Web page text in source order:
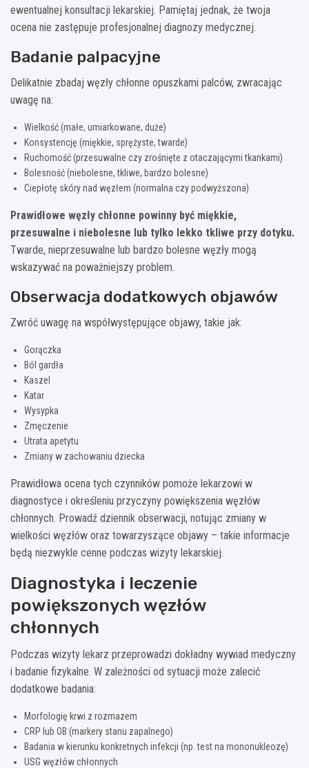
ewentualnej konsultacji lekarskiej. Pamiętaj jednak, że twoja
ocena nie zastępuje profesjonalnej diagnozy medycznej.
Badanie palpacyjne
Delikatnie zbadaj węzły chłonne opuszkami palców, zwracając
uwagę na:
Wielkość (małe, umiarkowane, duże)
Konsystencję (miękkie, sprężyste, twarde)
Ruchomość (przesuwalne czy zrośnięte z otaczającymi tkankami)
Bolesność (niebolesne, tkliwe, bardzo bolesne)
Ciepłotę skóry nad węzłem (normalna czy podwyższona)
Prawidłowe węzły chłonne powinny być miękkie,
przesuwalne i niebolesne lub tylko lekko tkliwe przy dotyku.
Twarde, nieprzesuwalne lub bardzo bolesne węzły mogą
wskazywać na poważniejszy problem.
Obserwacja dodatkowych objawów
Zwróć uwagę na współwystępujące objawy, takie jak:
Gorączka
Ból gardła
Kaszel
Katar
Wysypka
Zmęczenie
Utrata apetytu
Zmiany w zachowaniu dziecka
Prawidłowa ocena tych czynników pomoże lekarzowi w
diagnostyce i określeniu przyczyny powiększenia węzłów
chłonnych. Prowadź dziennik obserwacji, notując zmiany w
wielkości węzłów oraz towarzyszące objawy – takie informacje
będą niezwykle cenne podczas wizyty lekarskiej.
Diagnostyka i leczenie
powiększonych węzłów
chłonnych
Podczas wizyty lekarz przeprowadzi dokładny wywiad medyczny
i badanie fizykalne. W zależności od sytuacji może zalecić
dodatkowe badania:
Morfologię krwi z rozmazem
CRP lub OB (markery stanu zapalnego)
Badania w kierunku konkretnych infekcji (np. test na mononukleozę)
USG węzłów chłonnych